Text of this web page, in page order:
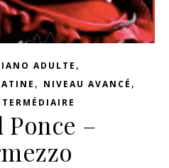
ADULTE ,
, NIVEAU AVANCÉ ,
Ponce –